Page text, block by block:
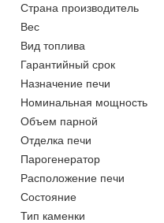
Страна производитель
Вес
Вид топлива
Гарантийный срок
Назначение печи
Номинальная мощность
Объем парной
Отделка печи
Парогенератор
Расположение печи
Состояние
Тип каменки